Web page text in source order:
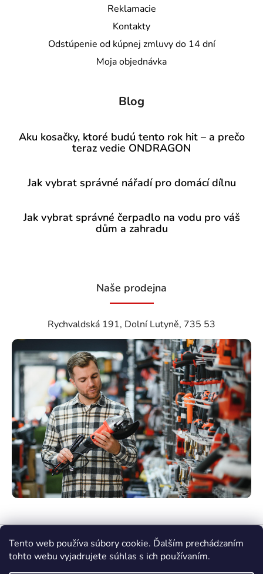
Tento web používa súbory cookie. Ďalším prechádzaním
tohto webu vyjadrujete súhlas s ich používaním.
Reklamacie
Kontakty
Odstúpenie od kúpnej zmluvy do 14 dní
Moja objednávka
Blog
Aku kosačky, ktoré budú tento rok hit – a prečo
teraz vedie ONDRAGON
Jak vybrat správné nářadí pro domácí dílnu
Jak vybrat správné čerpadlo na vodu pro váš
dům a zahradu
Naše prodejna
Rychvaldská 191, Dolní Lutyně, 735 53